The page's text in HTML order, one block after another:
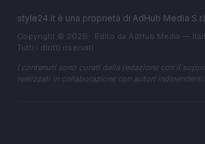
style24.it è una proprietà di AdHub Media
Copyright © 2026 · Edito da AdHub Media —
Tutti i diritti riservati
I contenuti sono curati dalla redazione con il
realizzati in collaborazione con autori indipendenti.